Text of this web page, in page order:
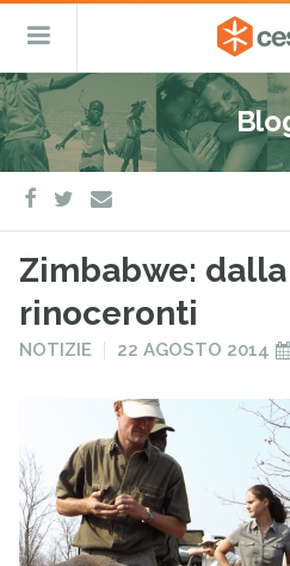
Salta
al
contenuto
CESVI
–
ETS
e
Menu
facebook
twitter
e-
mail
Zimbabwe:
rinoceronti
PUBBLICATO
NOTIZIE
PUBBLICATO
22 AGOSTO 2014